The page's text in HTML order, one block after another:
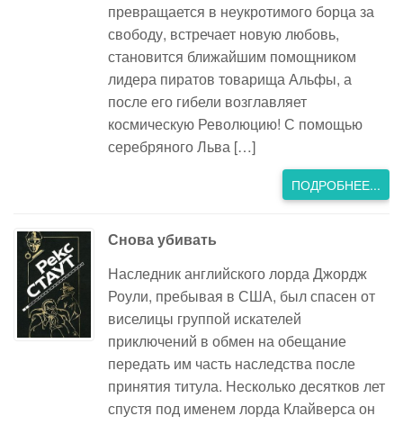
превращается в неукротимого борца за
свободу, встречает новую любовь,
становится ближайшим помощником
лидера пиратов товарища Альфы, а
после его гибели возглавляет
космическую Революцию! С помощью
серебряного Льва […]
ПОДРОБНЕЕ...
Снова убивать
Наследник английского лорда Джордж
Роули, пребывая в США, был спасен от
виселицы группой искателей
приключений в обмен на обещание
передать им часть наследства после
принятия титула. Несколько десятков лет
спустя под именем лорда Клайверса он